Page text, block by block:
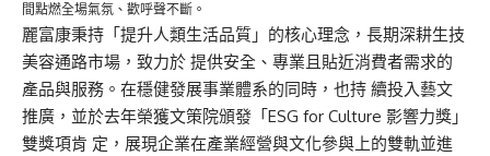
間點燃全場氣氛、歡呼聲不斷。
麗富康秉持「提升人類生活品質」的核心理念，長期深耕生技
美容通路市場，致力於 提供安全、專業且貼近消費者需求的
產品與服務。在穩健發展事業體系的同時，也持 續投入藝文
推廣，並於去年榮獲文策院頒發「 ESG for Culture 影響力獎」
雙獎項肯 定，展現企業在產業經營與文化參與上的雙軌並進